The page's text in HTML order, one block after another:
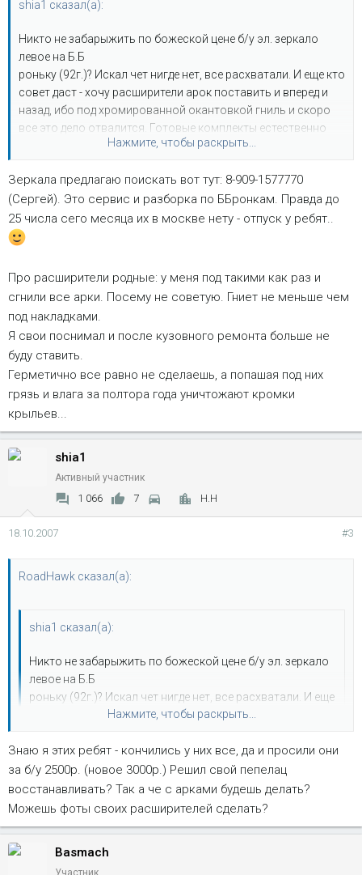
shia1 сказал(а):
Никто не забарыжить по божеской цене б/у эл. зеркало
левое на Б.Б
роньку (92г.)? Искал чет нигде нет, все расхватали. И еще кто
совет даст - хочу расширители арок поставить и вперед и
назад, ибо под хромированной окантовкой гниль и скоро
все это дело отвалится. Готовые комплекты естественно
стоят бешенных бабок (270$ в Америке+интерес
Нажмите, чтобы раскрыть...
Зеркала предлагаю поискать вот тут: 8-909-1577770
(Сергей). Это сервис и разборка по ББронкам. Правда до
25 числа сего месяца их в москве нету - отпуск у ребят..
Про расширители родные: у меня под такими как раз и
сгнили все арки. Посему не советую. Гниет не меньше чем
под накладками.
Я свои поснимал и после кузовного ремонта больше не
буду ставить.
Герметично все равно не сделаешь, а попашая под них
грязь и влага за полтора года уничтожают кромки
крыльев...
shia1
Активный участник
1 066 7 Н.Н
18.10.2007 #3
RoadHawk сказал(а):
shia1 сказал(а):
Никто не забарыжить по божеской цене б/у эл. зеркало
левое на Б.Б
роньку (92г.)? Искал чет нигде нет, все расхватали. И еще
кто совет даст - хочу расширители арок поставить и
гниль и скоро все это дело отвалится. Готовые
комплекты естественно стоят бешенных бабок (270$ в
Америке+интерес барыг+доставка - вообщем волшебно
все получается).
Нажмите, чтобы раскрыть...
(Сергей). Это сервис и разборка по ББронкам. Правда до 25
числа сего месяца их в москве нету - отпуск у ребят..
Нажмите, чтобы раскрыть...
Знаю я этих ребят - кончились у них все, да и просили они
за б/у 2500р. (новое 3000р.) Решил свой пепелац
восстанавливать? Так а че с арками будешь делать?
Можешь фоты своих расширителей сделать?
Basmach
Участник